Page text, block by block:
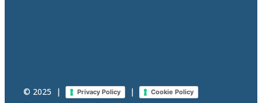
© 2025 | Privacy Policy | Cookie Policy